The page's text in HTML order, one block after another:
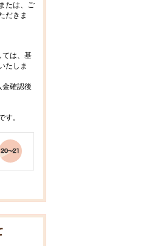
たは、ご
だきま
ては、基
たしま
金確認後
す。